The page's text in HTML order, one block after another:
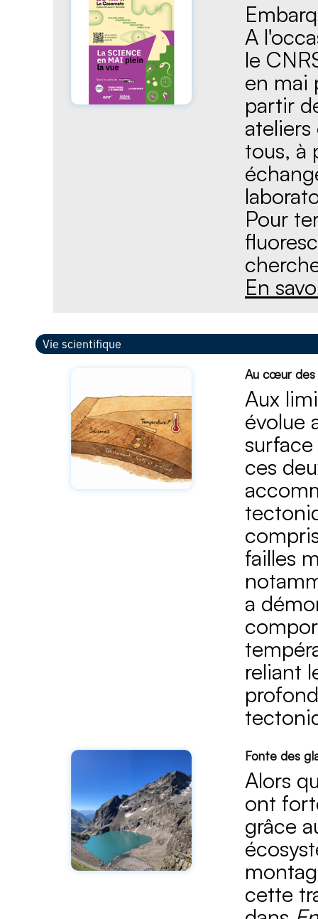
A
le
en mai
partir
tous, à
Pour
En
Vie scientifique
Au cœur des
Aux
évolue
ces
failles
a
reliant
Fonte des
Alors
ont
grâce
cette